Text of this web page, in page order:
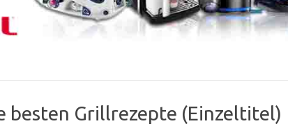
besten Grillrezepte (Einzeltitel)